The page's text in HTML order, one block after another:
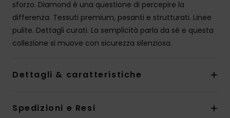
sforzo. Diamond è una questione di percepire la
differenza. Tessuti premium, pesanti e strutturati. Linee
pulite. Dettagli curati. La semplicità parla da sé e questa
collezione si muove con sicurezza silenziosa.
Dettagli & caratteristiche
Spedizioni e Resi